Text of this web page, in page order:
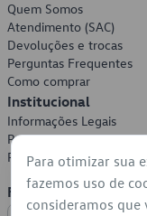
Quem Somos
Atendimento (SAC)
Devoluções e trocas
Perguntas Frequentes
Como comprar
Institucional
Informações Legais
Política de Privacidade
Política de Cookies
Formas de
Para otimizar sua
fazemos uso de
consideramos que